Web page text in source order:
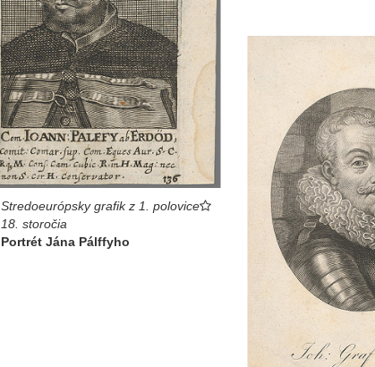
Stredoeurópsky grafik z 1. polovice
18. storočia
Portrét Jána Pálffyho